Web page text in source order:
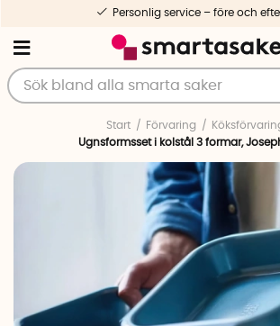
Personlig service – före och
Start Förvaring
Ugnsformsset i kolstål 3 formar,